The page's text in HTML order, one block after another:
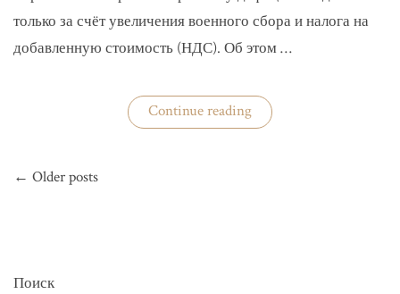
только за счёт увеличения военного сбора и налога на
добавленную стоимость (НДС). Об этом …
Continue reading«Гетьманцев
назвал
по
← Older posts
Поиск